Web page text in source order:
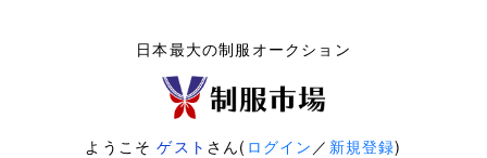
日本最大の制服オークション
ようこそゲスト さん( ログイン ／ 新規登録)